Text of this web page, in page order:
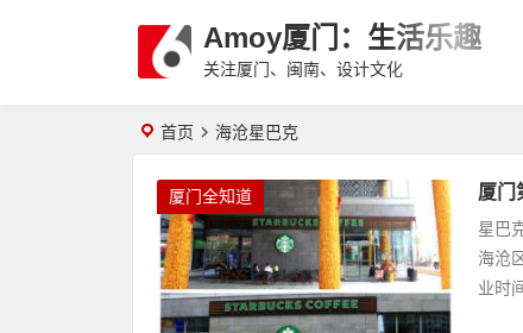
Amoy厦门：生活乐趣
关注厦门、闽南、设计文化
首页 海沧星巴克
厦门全知道 厦门
星巴
海沧
业时